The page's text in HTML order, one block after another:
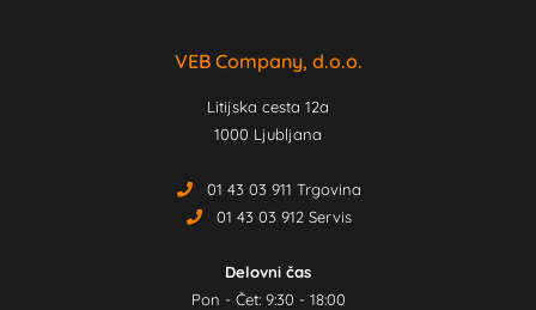
VEB Company, d.o.o.
Litijska cesta 12a
1000 Ljubljana
01 43 03 911 Trgovina
01 43 03 912 Servis
Delovni čas
Pon - Čet: 9:30 - 18:00